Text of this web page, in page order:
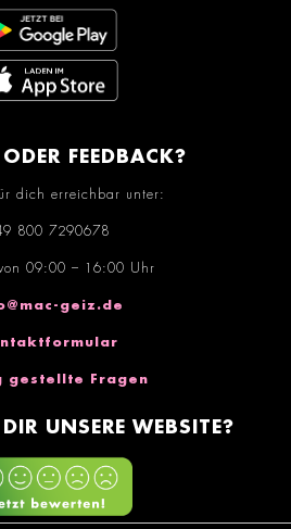
FEEDBACK?
dich erreichbar unter:
800 7290678
09:00 – 16:00 Uhr
geiz.de
gestellte Fragen
UNSERE WEBSITE?